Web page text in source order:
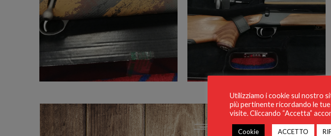
Utilizziamo i cookie sul nostro
più pertinente ricordando le
visite. Cliccando “Accetta”
Cookie ACCETTO